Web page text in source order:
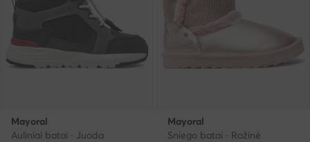
Mayoral
Auliniai batai · Juoda
Mayoral
Sniego batai · Rožinė